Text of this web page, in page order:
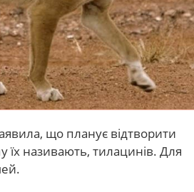
що планує відтворити
їх називають, тилацинів. Для